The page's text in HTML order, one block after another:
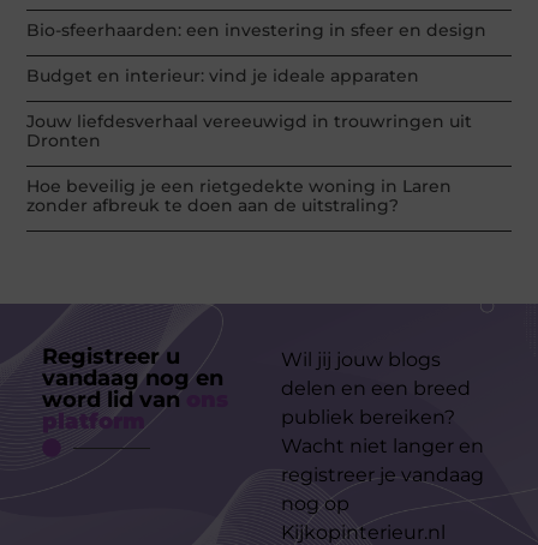
Bio-sfeerhaarden: een investering in sfeer en design
Budget en interieur: vind je ideale apparaten
Jouw liefdesverhaal vereeuwigd in trouwringen uit
Dronten
Hoe beveilig je een rietgedekte woning in Laren
zonder afbreuk te doen aan de uitstraling?
Registreer u
vandaag nog en
word lid van
platform
Wil jij jouw blogs
delen en een breed
publiek bereiken?
Wacht niet langer en
registreer je vandaag
nog op
Kijkopinterieur.nl